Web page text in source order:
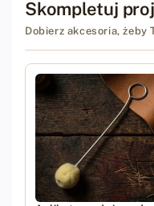
Skompletuj
Dobierz akcesoria, żeby